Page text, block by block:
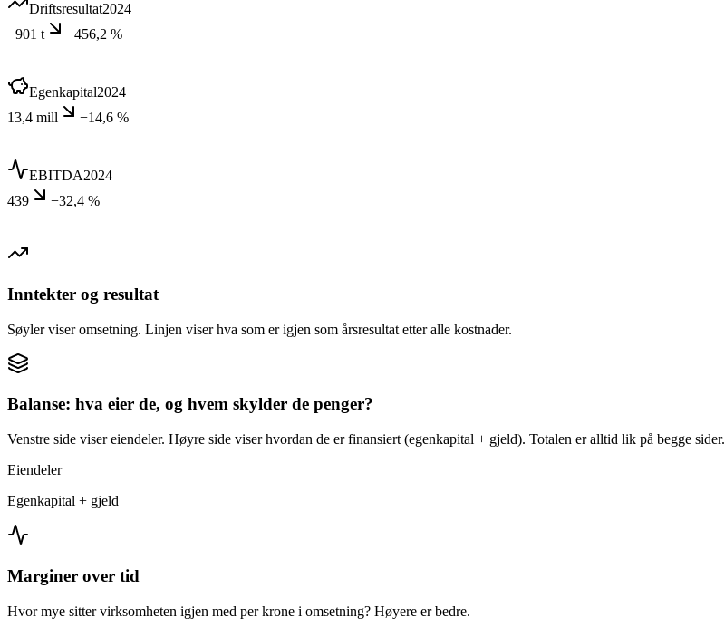
Driftsresultat2024
−901 t
−456,2 %
Egenkapital2024
13,4 mill
−14,6 %
EBITDA2024
439
−32,4 %
Inntekter og resultat
Søyler viser omsetning. Linjen viser hva som er igjen som årsresultat etter alle kostnader.
Balanse: hva eier de, og hvem skylder de penger?
Venstre side viser eiendeler. Høyre side viser hvordan de er finansiert (egenkapital + gjeld). Totalen er alltid lik på begge sider.
Eiendeler
Egenkapital + gjeld
Marginer over tid
Hvor mye sitter virksomheten igjen med per krone i omsetning? Høyere er bedre.